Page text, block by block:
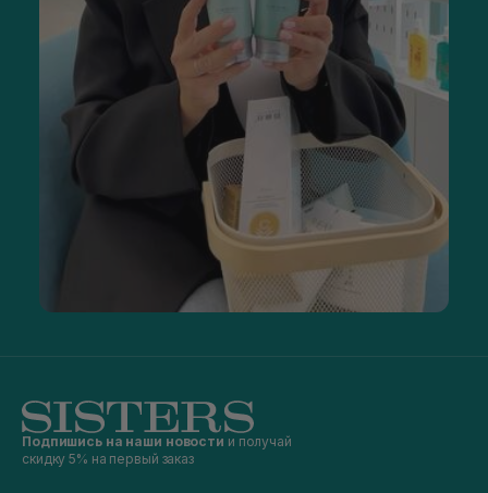
Подпишись на наши новости и получай
скидку 5% на первый заказ